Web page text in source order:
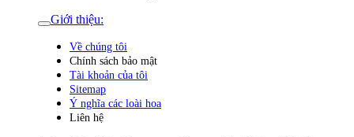
Giới thiệu:
Về chúng tôi
Chính sách bảo mật
Tài khoản của tôi
Sitemap
Ý nghĩa các loài hoa
Liên hệ